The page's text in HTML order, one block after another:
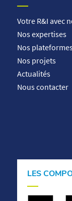
Votre R&I avec
Nos expertises
Nos
Nos projets
Actualités
Nous contacter
LES